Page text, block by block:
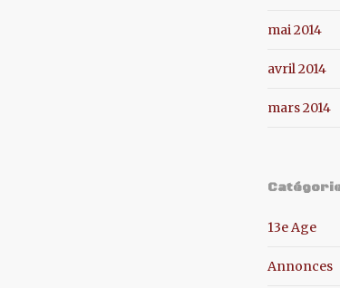
mai 2014
avril 2014
mars 2014
13e Age
Annonces